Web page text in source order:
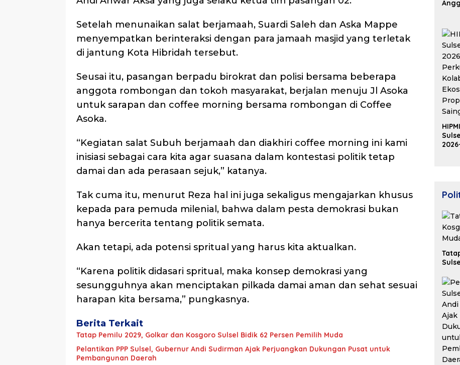
Setelah menunaikan salat berjamaah, Suardi Saleh dan Aska Mappe
menyempatkan berinteraksi dengan para jamaah masjid yang terletak
di jantung Kota Hibridah tersebut.
Seusai itu, pasangan berpadu birokrat dan polisi bersama beberapa
anggota rombongan dan tokoh masyarakat, berjalan menuju Jl Asoka
untuk sarapan dan coffee morning bersama rombongan di Coffee
Asoka.
“Kegiatan salat Subuh berjamaah dan diakhiri coffee morning ini kami
inisiasi sebagai cara kita agar suasana dalam kontestasi politik tetap
damai dan ada perasaan sejuk,” katanya.
Tak cuma itu, menurut Reza hal ini juga sekaligus mengajarkan khusus
kepada para pemuda milenial, bahwa dalam pesta demokrasi bukan
hanya bercerita tentang politik semata.
Akan tetapi, ada potensi spritual yang harus kita aktualkan.
“Karena politik didasari spritual, maka konsep demokrasi yang
sesungguhnya akan menciptakan pilkada damai aman dan sehat sesuai
harapan kita bersama,” pungkasnya.
Berita Terkait
Tatap Pemilu 2029, Golkar dan Kosgoro Sulsel Bidik 62 Persen Pemilih Muda
Pelantikan PPP Sulsel, Gubernur Andi Sudirman Ajak Perjuangkan Dukungan Pusat untuk
Pembangunan Daerah